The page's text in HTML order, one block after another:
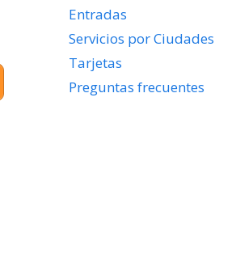
Entradas
Servicios por Ciudades
Tarjetas
Preguntas frecuentes